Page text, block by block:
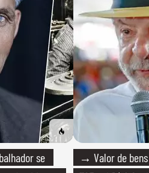
se
→ Valor de